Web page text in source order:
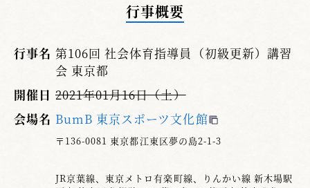
行事概要
行事名 第106回 社会体育指導員（初級更新）講習
会 東京都
開催日 2021年01月16日（土）
会場名 BumB 東京スポーツ文化館
〒136-0081 東京都江東区夢の島2-1-3
JR京葉線、東京メトロ有楽町線、りんかい線 新木場駅